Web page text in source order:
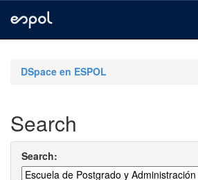
navigationDSpace en ESPOL
Search
Search: